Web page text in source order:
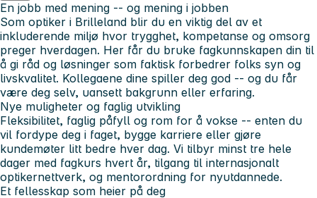
En jobb med mening -- og mening i jobben
Som optiker i Brilleland blir du en viktig del av et
inkluderende miljø hvor trygghet, kompetanse og omsorg
preger hverdagen. Her får du bruke fagkunnskapen din til
å gi råd og løsninger som faktisk forbedrer folks syn og
livskvalitet. Kollegaene dine spiller deg god -- og du får
være deg selv, uansett bakgrunn eller erfaring.
Nye muligheter og faglig utvikling
Fleksibilitet, faglig påfyll og rom for å vokse -- enten du
vil fordype deg i faget, bygge karriere eller gjøre
kundemøter litt bedre hver dag. Vi tilbyr minst tre hele
dager med fagkurs hvert år, tilgang til internasjonalt
optikernettverk, og mentorordning for nyutdannede.
Et fellesskap som heier på deg